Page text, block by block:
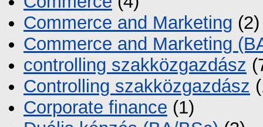
Commerce and Marketing (2)
Commerce and Marketing
controlling szakközgazdász
Controlling szakközgazdász
Corporate finance (1)